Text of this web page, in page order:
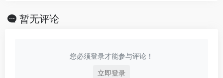
暂无评论
您必须登录才能参与评论！
立即登录